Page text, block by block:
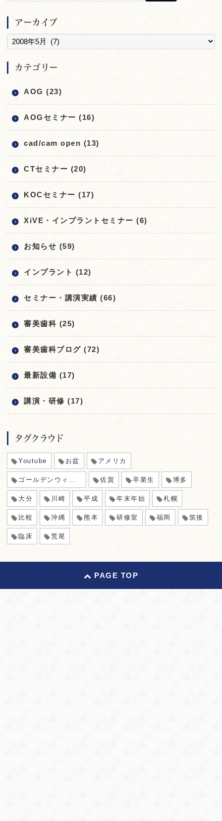
アーカイブ
カテゴリー
AOG (23)
AOGセミナー (16)
cad/cam open (13)
CTセミナー (20)
KOCセミナー (17)
XiVE・インプラントセミナー (6)
お知らせ (59)
インプラント (12)
セミナー・講演実績 (66)
審美歯科 (25)
審美歯科ブログ (72)
最新設備 (17)
講演・研修 (17)
タグクラウド
Youtube お盆 アメリカ
ゴールデンウィーク 佐賀 卒業生 博多
大分 川崎 平成 年末年始 札幌
比較 沖縄 熊本 研修室 福岡 筑後
臨床 荒尾
PAGE TOP